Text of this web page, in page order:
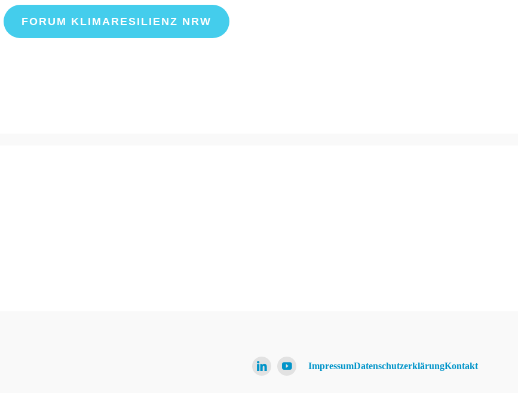
FORUM KLIMARESILIENZ NRW
ImpressumDatenschutzerklärungKontakt